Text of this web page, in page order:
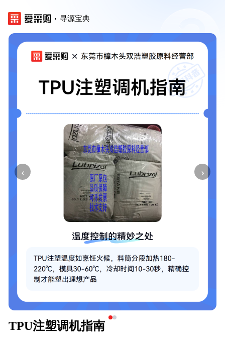
寻源宝典
‹ ›
TPU注塑调机指南